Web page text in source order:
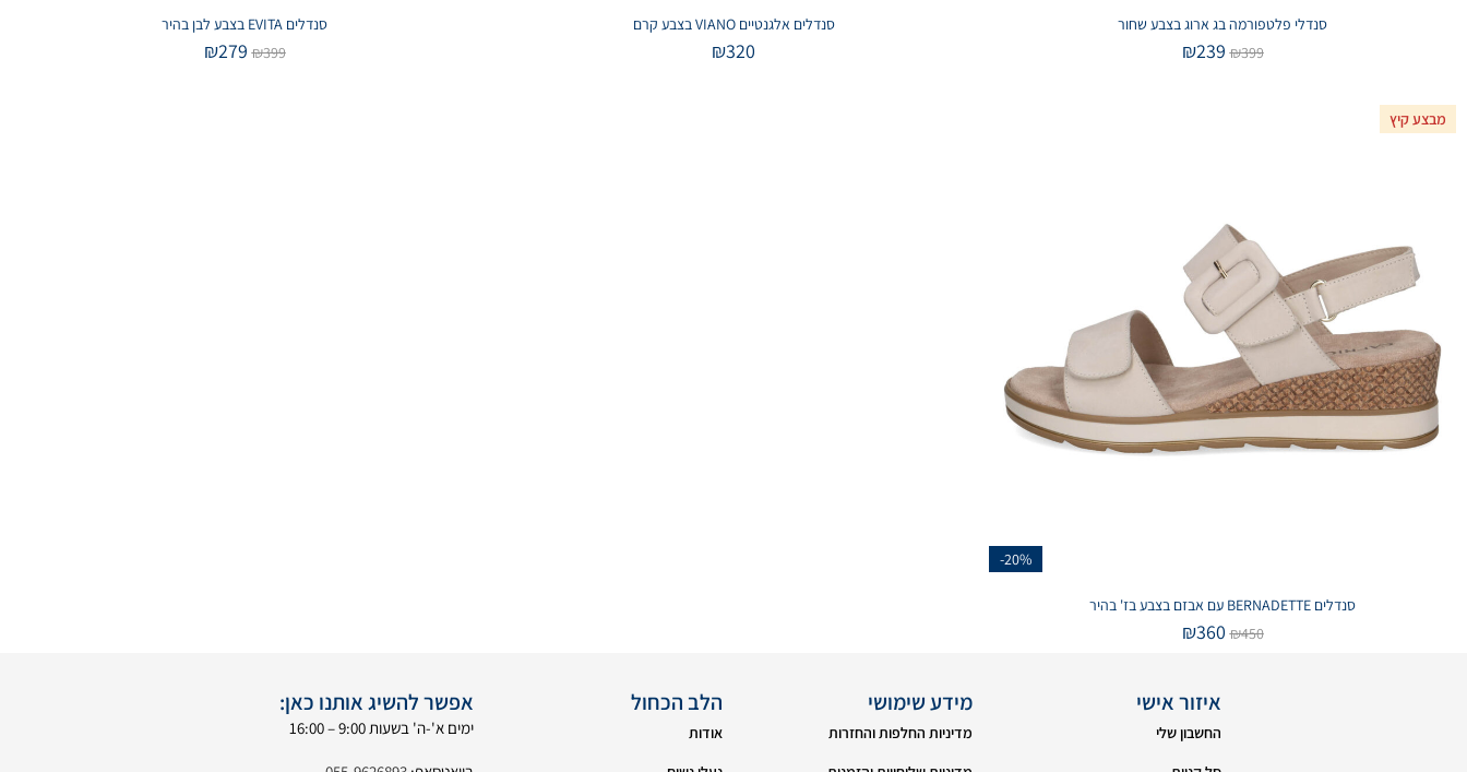
סנדלי פלטפורמה בג ארוג בצבע שחור
₪399
₪239
סנדלים אלגנטיים VIANO בצבע קרם
₪320
סנדלים EVITA בצבע לבן בהיר
₪399
₪279
מבצע קיץ
-20%
סנדלים BERNADETTE עם אבזם בצבע בז' בהיר
₪450
₪360
איזור אישי
החשבון שלי
מידע שימושי
מדיניות החלפות והחזרות
הלב הכחול
אודות
אפשר להשיג אותנו כאן:
ימים א'-ה' בשעות 9:00 – 16:00